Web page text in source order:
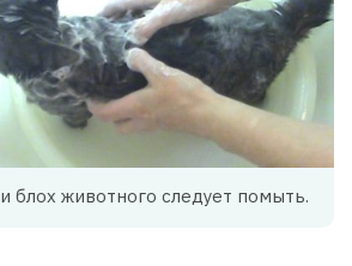
блох животного следует помыть.